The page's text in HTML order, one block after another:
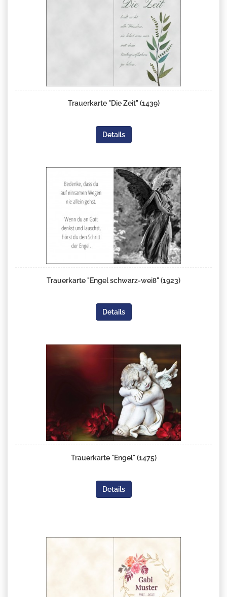
Trauerkarte "Die Zeit" (1439)
Details
Trauerkarte "Engel schwarz-weiß" (1923)
Details
Trauerkarte "Engel" (1475)
Details